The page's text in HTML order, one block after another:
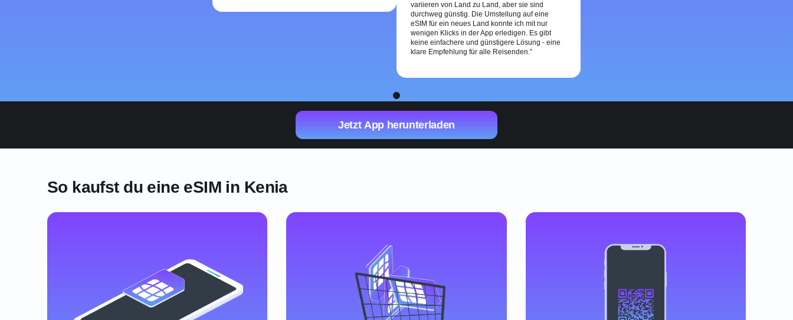
variieren von Land zu Land, aber sie sind
durchweg günstig. Die Umstellung auf eine
eSIM für ein neues Land konnte ich mit nur
wenigen Klicks in der App erledigen. Es gibt
keine einfachere und günstigere Lösung - eine
klare Empfehlung für alle Reisenden.
1
Jetzt App herunterladen
So kaufst du eine eSIM in Kenia